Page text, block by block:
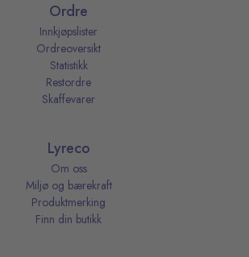
Ordre
Innkjøpslister
Ordreoversikt
Statistikk
Restordre
Skaffevarer
Lyreco
Om oss
Miljø og bærekraft
Produktmerking
Finn din butikk